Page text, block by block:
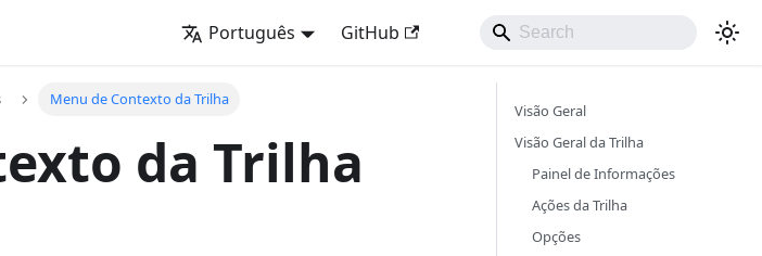
Português GitHub
Menu de Contexto da Trilha
da Trilha
Visão Geral
Visão Geral da Trilha
Painel de Informações
Ações da Trilha
Opções